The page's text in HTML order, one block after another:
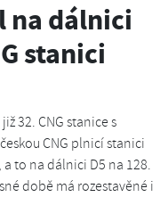
na dálnici
stanici
32. CNG stanice s
CNG plnicí stanici
to na dálnici D5 na 128.
době má rozestavěné i